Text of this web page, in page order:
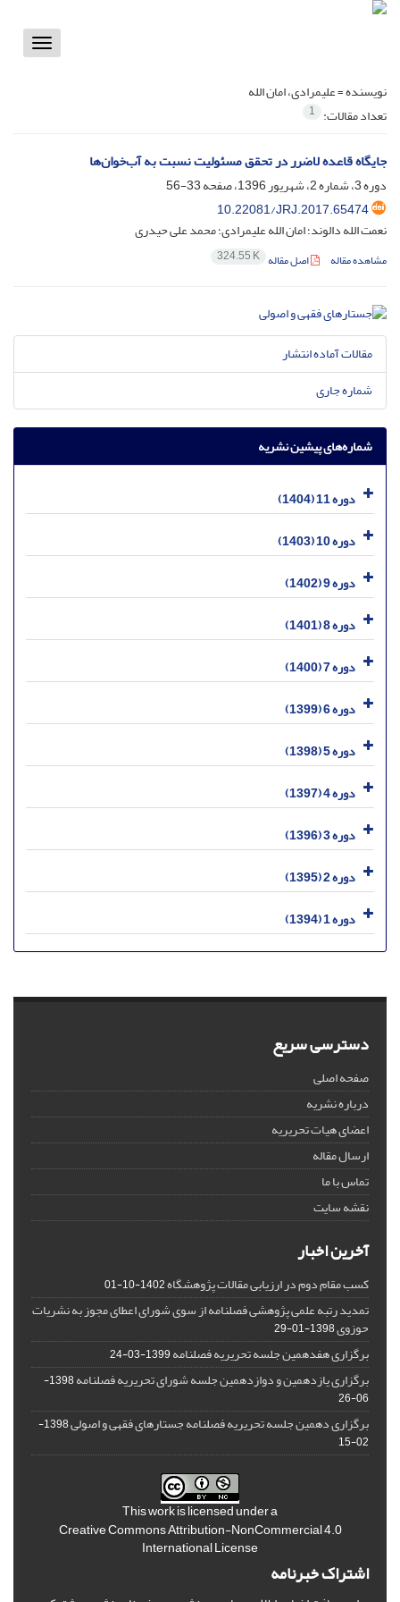
Toggle
نویسنده =علیمرادی، امان الله
تعداد مقالات: 1
جایگاه قاعده لاضرر در تحقق مسئولیت نسبت به آب‌خوان‌ها
دوره 3، شماره 2، شهریور 1396، صفحه
33-56
10.22081/JRJ.2017.65474
نعمت الله دالوند؛ امان الله علیمرادی؛ محمد علی حیدری
مشاهده مقاله اصل مقاله 324.55 K
مقالات آماده انتشار
شماره جاری
شماره‌های پیشین نشریه
دوره 11 (1404)
دوره 10 (1403)
دوره 9 (1402)
دوره 8 (1401)
دوره 7 (1400)
دوره 6 (1399)
دوره 5 (1398)
دوره 4 (1397)
دوره 3 (1396)
دوره 2 (1395)
دوره 1 (1394)
دسترسی سریع
صفحه اصلی
درباره نشریه
اعضای هیات تحریریه
ارسال مقاله
تماس با ما
نقشه سایت
آخرین اخبار
کسب مقام دوم در ارزیابی مقالات پژوهشگاه1402-10-01
تمدید رتبه علمی پژوهشی فصلنامه از سوی شورای اعطای مجوز به نشریات
حوزوی1398-01-29
برگزاری هفدهمین جلسه تحریریه فصلنامه1399-03-24
برگزاری یازدهمین و دوازدهمین جلسه شورای تحریریه فصلنامه
1398-
06-26
برگزاری دهمین جلسه تحریریه فصلنامه جستارهای فقهی و اصولی
1398-
02-15
This work is licensed under a
Creative Commons Attribution-NonCommercial 4.0
International License
اشتراک خبرنامه